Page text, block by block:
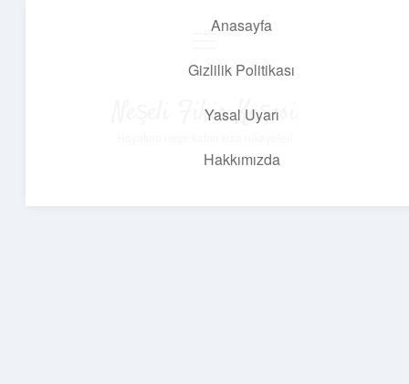
Anasayfa
Gizlilik Politikası
Yasal Uyarı
Hakkımızda
Neşeli Fikir Köşesi